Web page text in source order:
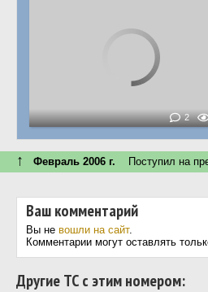
2
↑ Февраль 2006 г. Поступил на
Ваш комментарий
Вы не вошли на сайт.
Комментарии могут оставлять
Другие ТС с этим номером: